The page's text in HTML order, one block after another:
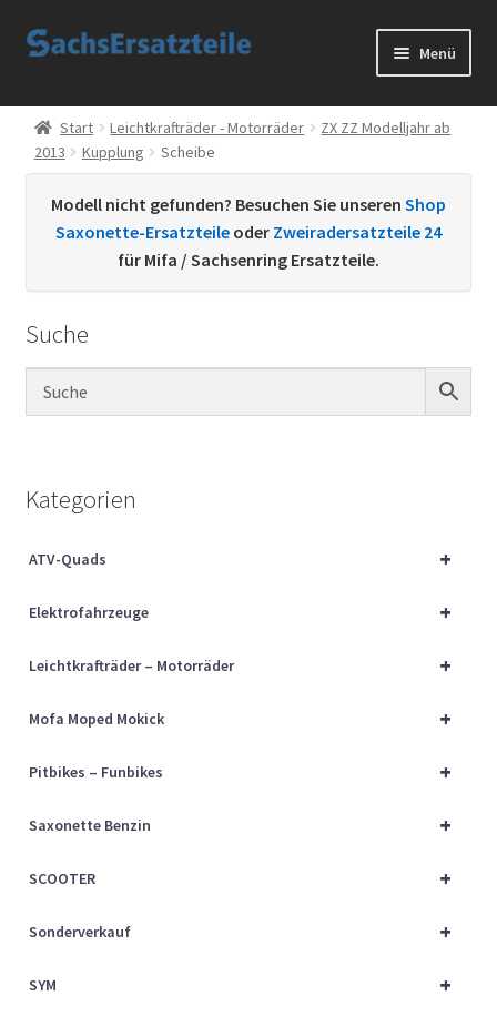
Zur
Zum
Menü
Start
AGB
Datenschutzerklärung
Kontakt
Sachs Ersatzteile
Über uns
Start Leichtkrafträder - Motorräder
ZX ZZ Modelljahr ab
2013
Kupplung Scheibe
Modell nicht gefunden? Besuchen Sie unseren Shop
Saxonette-Ersatzteile oder Zweiradersatzteile 24
für Mifa / Sachsenring Ersatzteile.
Suche
Kategorien
+
ATV-Quads
+
Elektrofahrzeuge
+
Leichtkrafträder – Motorräder
+
Mofa Moped Mokick
+
Pitbikes – Funbikes
+
Saxonette Benzin
+
SCOOTER
+
Sonderverkauf
+
SYM